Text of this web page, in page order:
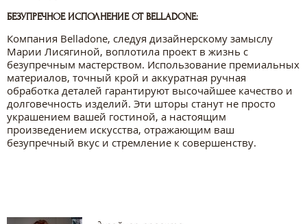
БЕЗУПРЕЧНОЕ ИСПОЛНЕНИЕ ОТ BELLADONE:
Компания Belladone, следуя дизайнерскому замыслу
Марии Лисягиной, воплотила проект в жизнь с
безупречным мастерством. Использование премиальных
материалов, точный крой и аккуратная ручная
обработка деталей гарантируют высочайшее качество и
долговечность изделий. Эти шторы станут не просто
украшением вашей гостиной, а настоящим
произведением искусства, отражающим ваш
безупречный вкус и стремление к совершенству.